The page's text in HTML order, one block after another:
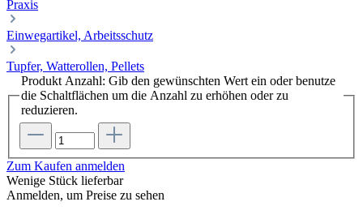
Praxis
Einwegartikel, Arbeitsschutz
Tupfer, Watterollen, Pellets
Produkt Anzahl: Gib den gewünschten Wert ein oder benutze
die Schaltflächen um die Anzahl zu erhöhen oder zu
reduzieren.
Zum Kaufen anmelden
Wenige Stück lieferbar
Anmelden, um Preise zu sehen